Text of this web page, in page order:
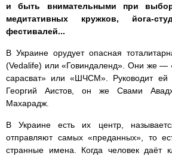
и быть внимательными при
медитативных кружков, йога-
фестивалей...
В Украине орудует опасная
(Vedalife) или «Говиндаленд». Они же —
сарасват» или «ШЧСМ». Руководит ей
Георгий Аистов, он же Свами
Махарадж.
В Украине есть их центр,
отправляют самых «преданных», то
странные имена. Когда человек даёт